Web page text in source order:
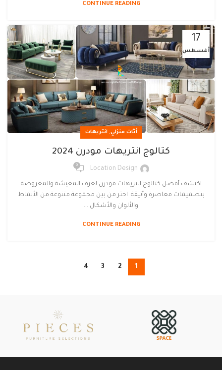
CONTINUE READING
17
أغسطس
أثاث منزلي,انتريهات
كتالوج انتريهات مودرن 2024
Location Design
0
اكتشف أفضل كتالوح انتريهات مودرن لغرف المعيشة والمعروضة
بتصميمات معاصرة وأنيقة. اختر من بين مجموعة متنوعة من الأنماط
والألوان والأشكال ...
CONTINUE READING
1
2
3
4